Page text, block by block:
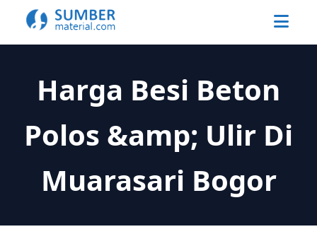
Harga Besi Beton
Polos &amp; Ulir Di
Muarasari Bogor